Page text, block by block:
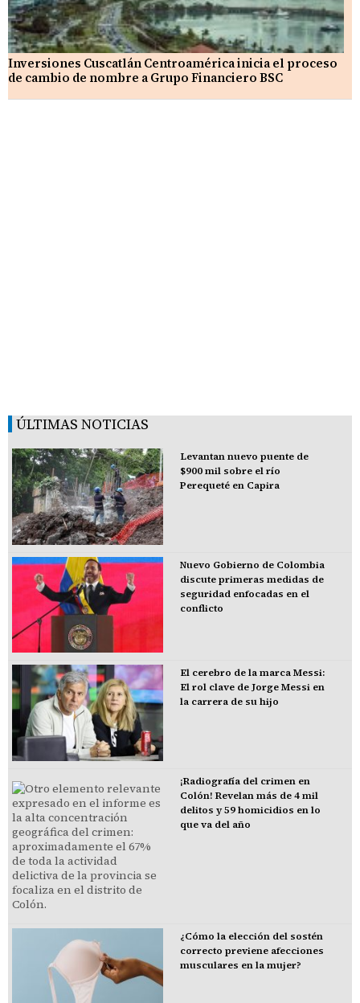
Inversiones Cuscatlán Centroamérica inicia el proceso
de cambio de nombre a Grupo Financiero BSC
ÚLTIMAS NOTICIAS
Levantan nuevo puente de
$900 mil sobre el río
Perequeté en Capira
Nuevo Gobierno de Colombia
discute primeras medidas de
seguridad enfocadas en el
conflicto
El cerebro de la marca Messi:
El rol clave de Jorge Messi en
la carrera de su hijo
¡Radiografía del crimen en
Colón! Revelan más de 4 mil
delitos y 59 homicidios en lo
que va del año
¿Cómo la elección del sostén
correcto previene afecciones
musculares en la mujer?